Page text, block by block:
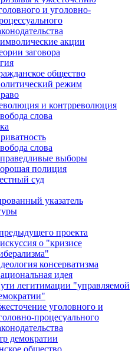
и уголовно-
акции
заговора
общество
режим
и контрреволюция
слова
слова
выборы
полиция
суд
указатель
проекта
о "кризисе
консерватизма
идея
легитимации "управляемой
уголовного и
процесуального
демократии
общество